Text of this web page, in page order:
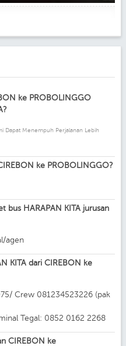
ke PROBOLINGGO
Dapat Menempuh Perjalanan Lebih
ke PROBOLINGGO?
bus HARAPAN KITA jurusan
agen
KITA dari CIREBON ke
Crew 081234523226 (pak
Tegal: 0852 0162 2268
CIREBON ke